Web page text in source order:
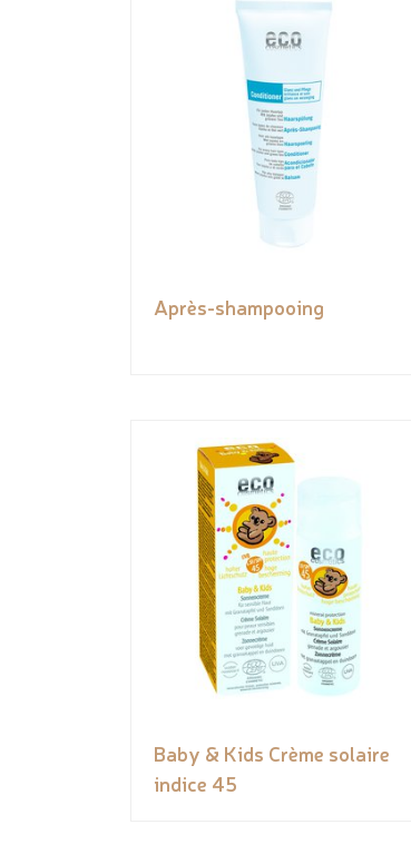
Après-shampooing
Baby & Kids Crème solaire
indice 45